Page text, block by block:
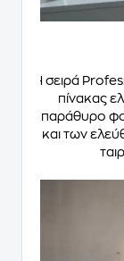
Η σειρά
πίνακας
παράθυρο
και των